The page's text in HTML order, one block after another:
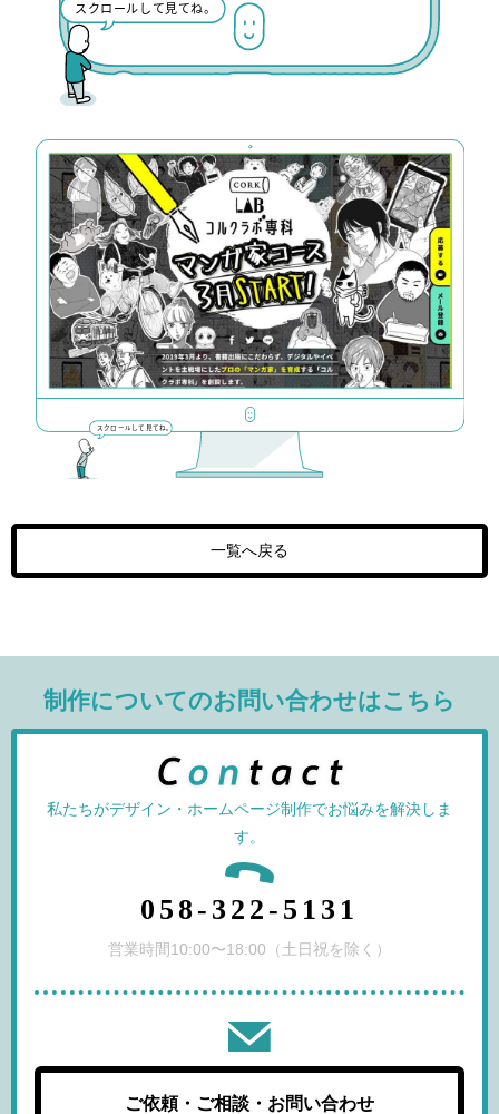
一覧へ戻る
制作についてのお問い合わせはこちら
私たちがデザイン・ホームページ制作でお悩みを解決しま
す。
058-322-5131
営業時間10:00〜18:00（土日祝を除く）
ご依頼・ご相談・お問い合わせ